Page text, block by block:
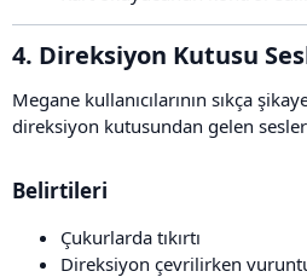
4. Direksiyon Kutusu
Megane kullanıcılarının sıkça
direksiyon kutusundan gelen sesler
Belirtileri​
Çukurlarda tıkırtı
Direksiyon çevrilirken